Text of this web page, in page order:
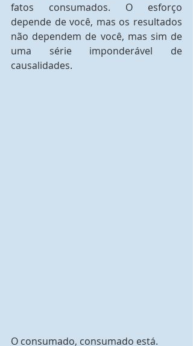
fatos consumados. O esforço
depende de você, mas os resultados
não dependem de você, mas sim de
uma série imponderável de
causalidades.
O consumado, consumado está.